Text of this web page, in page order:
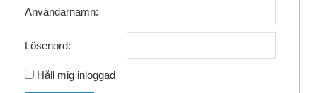
Användarnamn:
Lösenord:
Håll mig inloggad